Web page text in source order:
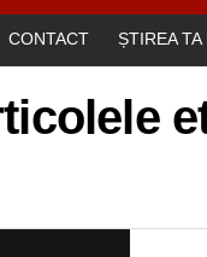
CONTACT ȘTIREA